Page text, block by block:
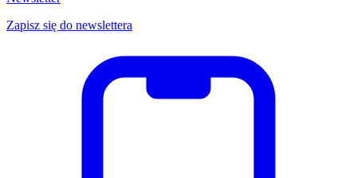
Zapisz się do newslettera